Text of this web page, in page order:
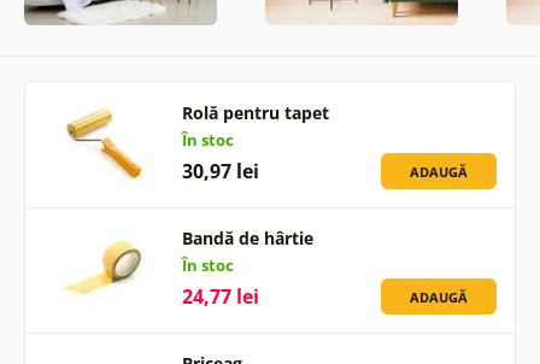
Rolă pentru tapet
În stoc
30,97 lei ADAUGĂ
Bandă de hârtie
În stoc
24,77 lei ADAUGĂ